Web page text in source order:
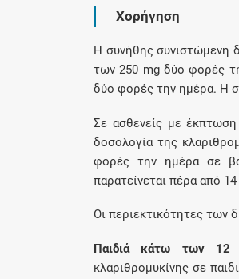
Χορήγηση
Η συνήθης συνιστώμενη
των 250 mg δύο φορές
δύο φορές την ημέρα. Η
Σε ασθενείς με
δοσολογία της
φορές την ημέρα σε
παρατείνεται πέρα από
Οι περιεκτικότητες των
Παιδιά κάτω των 12
κλαριθρομυκίνης σε